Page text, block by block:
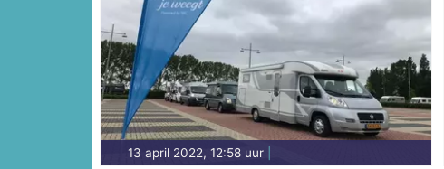
13 april 2022, 12:58 uur